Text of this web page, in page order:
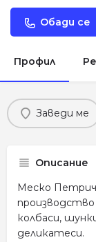
Обади се
Профил
Заведи ме
Описание
Меско Петрич
колбаси,
деликатеси.